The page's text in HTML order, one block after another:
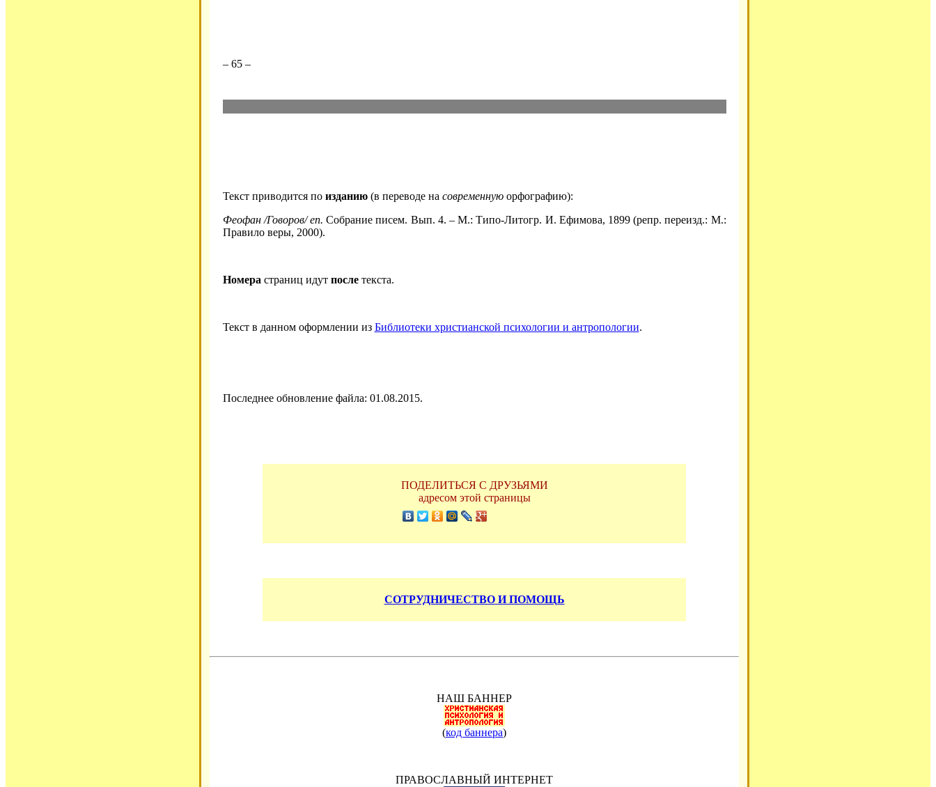
– 65 –
Текст приводится по изданию(в переводе на современнуюорфографию):
Феофан /Говоров/ еп. Собрание писем. Вып. 4. – М.: Типо-Литогр. И. Ефимова, 1899 (репр. переизд.: М.:
Правило веры, 2000).
Номера страниц идут послетекста.
Текст в данном оформлении из Библиотеки христианской психологии и антропологии.
Последнее обновление файла: 01.08.2015.
ПОДЕЛИТЬСЯ С ДРУЗЬЯМИ
адресом этой страницы
СОТРУДНИЧЕСТВО И ПОМОЩЬ
НАШ БАННЕР
(код баннера)
ПРАВОСЛАВНЫЙ ИНТЕРНЕТ